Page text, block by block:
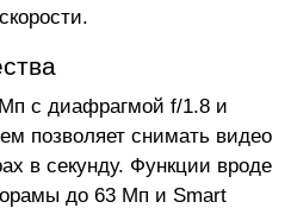
с диафрагмой f/1.8 и
позволяет снимать видео
в секунду. Функции вроде
до 63 Мп и Smart